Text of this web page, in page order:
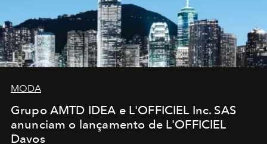
MODA
Grupo AMTD IDEA e L'OFFICIEL Inc. SAS
anunciam o lançamento de L'OFFICIEL
Davos